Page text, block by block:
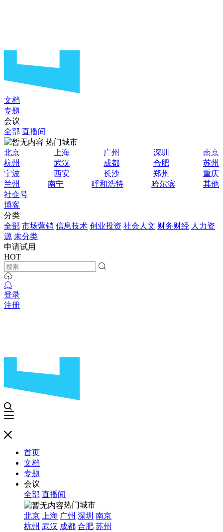
文档
专题
会议
全部 直播间
热门城市
北京
上海 广州 深圳
南京
杭州
武汉 成都 合肥
苏州
宁波
西安 长沙 郑州
重庆
兰州
南宁 呼和浩特 哈尔滨
其他
社企号
博客
分类
全部 市场营销 信息技术 创业投资 社会人文 财务财经 人力资
源 未分类
申请试用
HOT
登录
注册
首页
文档
专题
会议
全部 直播间
热门城市
北京
上海 广州 深圳 南京
杭州 武汉 成都 合肥 苏州